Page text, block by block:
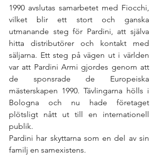
1990 avslutas samarbetet med Fiocchi,
vilket blir ett stort och ganska
utmanande steg för Pardini, att själva
hitta distributörer och kontakt med
säljarna. Ett steg på vägen ut i världen
var att Pardini Armi gjordes genom att
de sponsrade de Europeiska
mästerskapen 1990. Tävlingarna hölls i
Bologna och nu hade företaget
plötsligt nått ut till en internationell
publik.
Pardini har skyttarna som en del av sin
familj en samexistens.